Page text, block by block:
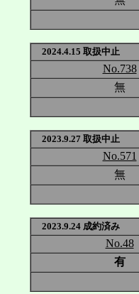
2024.4.15 取扱中止
No.738
無
2023.9.27 取扱中止
No.571
無
2023.9.24 成約済み
No.48
有